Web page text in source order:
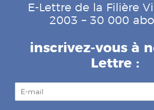
E-Lettre de la Filière
2003 – 30 000
inscrivez-vous à
Lettre :